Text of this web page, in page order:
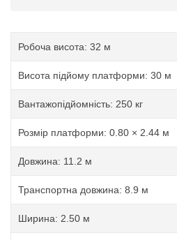
Робоча висота: 32 м
Висота підйому платформи: 30 м
Вантажопідйомність: 250 кг
Розмір платформи: 0.80 × 2.44 м
Довжина: 11.2 м
Транспортна довжина: 8.9 м
Ширина: 2.50 м